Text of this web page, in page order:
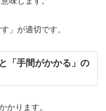
」が適切です。
「手間がかかる」の
かります。